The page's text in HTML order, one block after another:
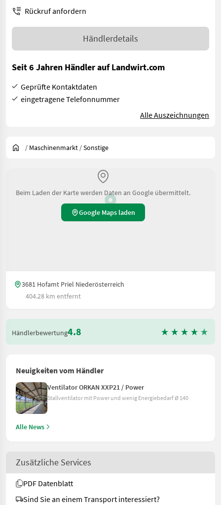
Rückruf anfordern
Händlerdetails
Seit 6 Jahren Händler auf Landwirt.com
Geprüfte Kontaktdaten
eingetragene Telefonnummer
Alle Auszeichnungen
/ Maschinenmarkt /Sonstige
Beim Laden der Karte werden Daten an Google übermittelt.
Google Maps laden
3681 Hofamt Priel Niederösterreich
404.28 km entfernt
Händlerbewertung4.8
Neuigkeiten vom Händler
Ventilator ORKAN XXP21 / Power
Stallventilator mit Power und wenig Energiebedarf Ø 140
Alle News
Zusätzliche Services
PDF Datenblatt
Sind Sie an einem Transport interessiert?